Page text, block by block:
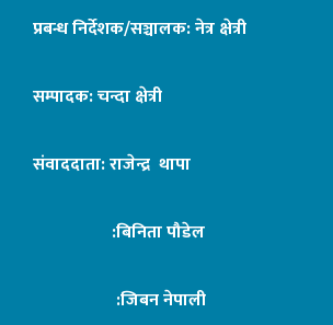
प्रबन्ध निर्देशक/सञ्चालक: नेत्र क्षेत्री
सम्पादक: चन्दा क्षेत्री
संवाददाता: राजेन्द्र थापा
:बिनिता पौडेल
:जिबन नेपाली